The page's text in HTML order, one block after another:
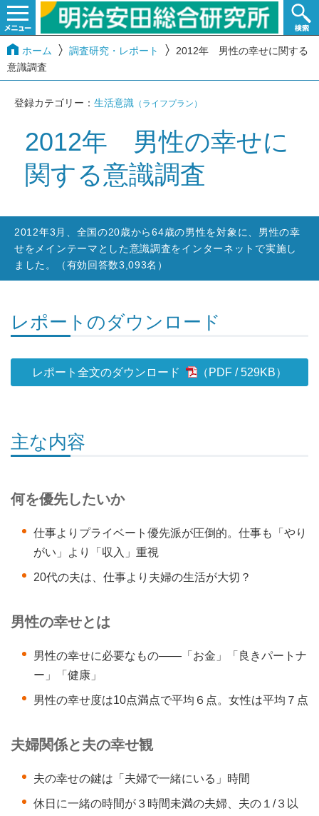
ホーム 調査研究・レポート
2012年 男性の幸せに関する
意識調査
登録カテゴリー： 生活意識 （ライフプラン）
2012年 男性の幸せに
関する意識調査
2012年3月、全国の20歳から64歳の男性を対象に、男性の幸
せをメインテーマとした意識調査をインターネットで実施し
ました。（有効回答数3,093名）
レポートのダウンロード
レポート全文のダウンロード 529KB）
主な内容
何を優先したいか
仕事よりプライベート優先派が圧倒的。仕事も「やり
がい」より「収入」重視
20代の夫は、仕事より夫婦の生活が大切？
男性の幸せとは
男性の幸せに必要なもの――「お金」「良きパートナ
ー」「健康」
男性の幸せ度は10点満点で平均６点。女性は平均７点
夫婦関係と夫の幸せ観
夫の幸せの鍵は「夫婦で一緒にいる」時間
休日に一緒の時間が３時間未満の夫婦、夫の１/３以